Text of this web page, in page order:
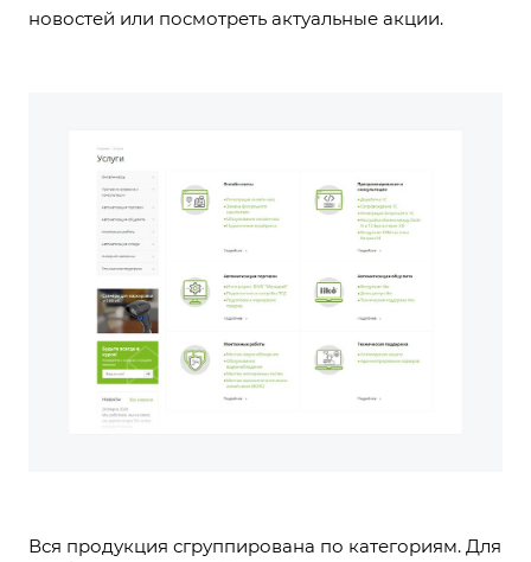
новостей или посмотреть актуальные акции.
Вся продукция сгруппирована по категориям. Для